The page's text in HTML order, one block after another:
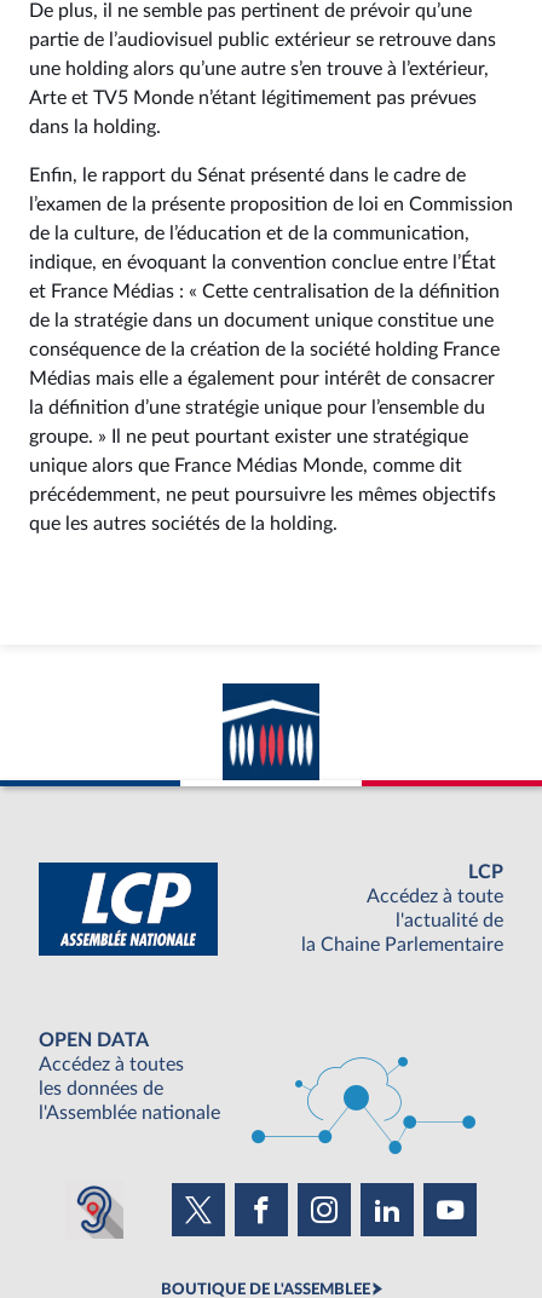
De plus, il ne semble pas pertinent de prévoir qu’une
partie de l’audiovisuel public extérieur se retrouve dans
une holding alors qu’une autre s’en trouve à l’extérieur,
Arte et TV5 Monde n’étant légitimement pas prévues
dans la holding.
Enfin, le rapport du Sénat présenté dans le cadre de
l’examen de la présente proposition de loi en Commission
de la culture, de l’éducation et de la communication,
indique, en évoquant la convention conclue entre l’État
et France Médias : « Cette centralisation de la définition
de la stratégie dans un document unique constitue une
conséquence de la création de la société holding France
Médias mais elle a également pour intérêt de consacrer
la définition d’une stratégie unique pour l’ensemble du
groupe. » Il ne peut pourtant exister une stratégique
unique alors que France Médias Monde, comme dit
précédemment, ne peut poursuivre les mêmes objectifs
que les autres sociétés de la holding.
LCP
Accédez à toute
l'actualité de
la Chaine Parlementaire
OPEN DATA
Accédez à toutes
les données de
l'Assemblée nationale
BOUTIQUE DE L'ASSEMBLEE